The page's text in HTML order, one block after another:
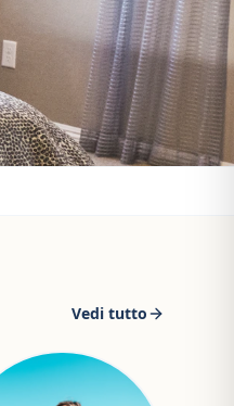
Vedi tutto